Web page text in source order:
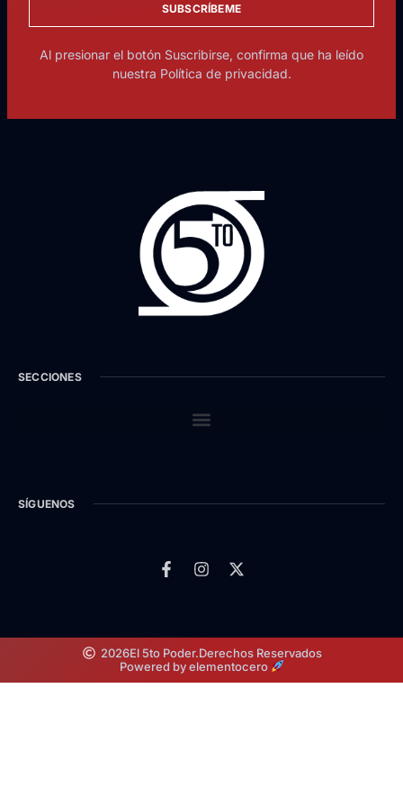
SUBSCRÍBEME
Al presionar el botón Suscribirse, confirma que ha leído
nuestra Política de privacidad.
SECCIONES
SÍGUENOS
2026El 5to Poder.Derechos Reservados
Powered by elementocero